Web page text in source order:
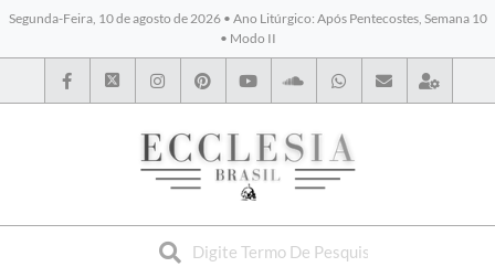
Segunda-Feira, 10 de agosto de 2026 • Ano Litúrgico: Após Pentecostes, Semana 10
• Modo II
BYBLOS